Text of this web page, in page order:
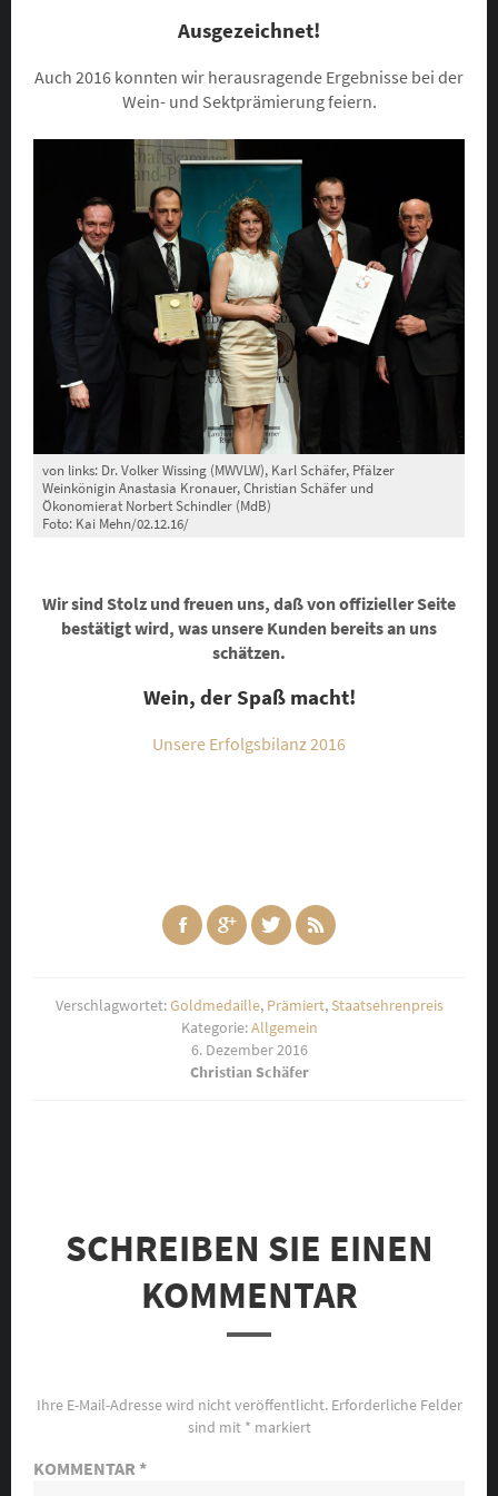
Ausgezeichnet!
Auch 2016 konnten wir herausragende Ergebnisse bei der
Wein- und Sektprämierung feiern.
von links: Dr. Volker Wissing (MWVLW), Karl Schäfer, Pfälzer
Weinkönigin Anastasia Kronauer, Christian Schäfer und
Ökonomierat Norbert Schindler (MdB)
Foto: Kai Mehn/02.12.16/
Wir sind Stolz und freuen uns, daß von offizieller Seite
bestätigt wird, was unsere Kunden bereits an uns
schätzen.
Wein, der Spaß macht!
Unsere Erfolgsbilanz 2016
Verschlagwortet:Goldmedaille, Prämiert, Staatsehrenpreis
Kategorie:Allgemein
6. Dezember 2016
Christian Schäfer
SCHREIBEN SIE EINEN
KOMMENTAR
Ihre E-Mail-Adresse wird nicht veröffentlicht. Erforderliche Felder
sind mit * markiert
KOMMENTAR *